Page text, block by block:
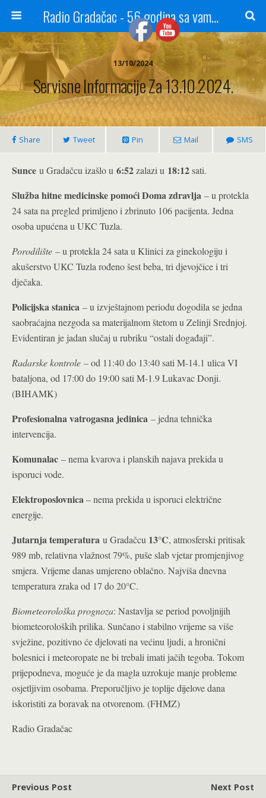
Radio Gradačac - 56 godina sa vama...
13/10/2024
Servisne Informacije Za 13.10.2024.
Share Tweet Pin Mail SMS
Sunce u Gradačcu izašlo u 6:52zalazi u 18:12sati.
Služba hitne medicinske pomoći Doma zdravlja – u protekla
24 sata na pregled primljeno i zbrinuto 106 pacijenta. Jedna
osoba upućena u UKC Tuzla.
Porodilište – u protekla 24 sata u Klinici za ginekologiju i
akušerstvo UKC Tuzla rođeno šest beba, tri djevojčice i tri
dječaka.
Policijska stanica – u izvještajnom periodu dogodila se jedna
saobraćajna nezgoda sa materijalnom štetom u Zelinji Srednjoj.
Evidentiran je jadan slučaj u rubriku “ostali događaji”.
Radarske kontrole – od 11:40 do 13:40 sati M-14.1 ulica VI
bataljona, od 17:00 do 19:00 sati M-1.9 Lukavac Donji.
(BIHAMK)
Profesionalna vatrogasna jedinica – jedna tehnička
intervencija.
Komunalac – nema kvarova i planskih najava prekida u
isporuci vode.
Elektroposlovnica– nema prekida u isporuci električne
energije.
Jutarnja temperatura u Gradačcu 13°C, atmosferski pritisak
989 mb, relativna vlažnost 79%, puše slab vjetar promjenjivog
smjera. Vrijeme danas umjereno oblačno. Najviša dnevna
temperatura zraka od 17 do 20°C.
Biometeorološka prognoza: Nastavlja se period povoljnijih
biometeoroloških prilika. Sunčano i stabilno vrijeme sa više
svježine, pozitivno će djelovati na većinu ljudi, a hronični
bolesnici i meteoropate ne bi trebali imati jačih tegoba. Tokom
prijepodneva, moguće je da magla uzrokuje manje probleme
osjetljivim osobama. Preporučljivo je toplije dijelove dana
iskoristiti za boravak na otvorenom. (FHMZ)
Radio Gradačac
Previous Post
Next Post